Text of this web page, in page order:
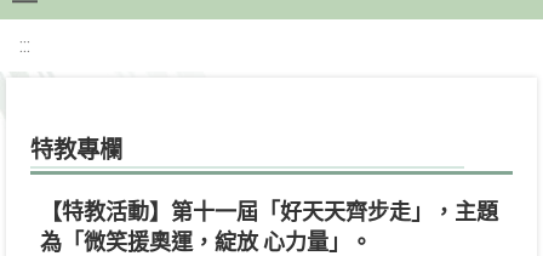
:::
特教專欄
【特教活動】第十一屆「好天天齊步走」，主題
為「微笑援奧運，綻放 心力量」。